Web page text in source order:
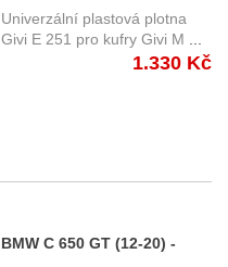
19) horní plotna Givi E251
Univerzální plastová plotna
Givi E 251 pro kufry Givi M
1.330 Kč
BMW C 650 GT (12-20) -